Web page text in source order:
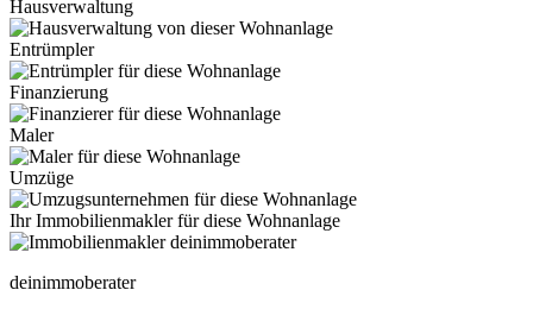
Hausverwaltung
Entrümpler
Finanzierung
Maler
Umzüge
Ihr Immobilienmakler für diese Wohnanlage
deinimmoberater